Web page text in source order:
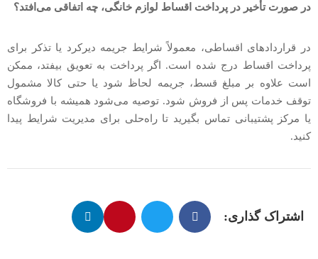
در صورت تأخیر در پرداخت اقساط لوازم خانگی، چه اتفاقی می‌افتد؟
در قراردادهای اقساطی، معمولاً شرایط جریمه دیرکرد یا تذکر برای
پرداخت اقساط درج شده است. اگر پرداخت به تعویق بیفتد، ممکن
است علاوه بر مبلغ قسط، جریمه لحاظ شود یا حتی کالا مشمول
توقف خدمات پس از فروش شود. توصیه می‌شود همیشه با فروشگاه
یا مرکز پشتیبانی تماس بگیرید تا راه‌حلی برای مدیریت شرایط پیدا
کنید.
اشتراک گذاری: